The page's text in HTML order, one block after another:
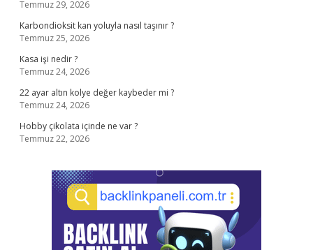
Temmuz 29, 2026
Karbondioksit kan yoluyla nasıl taşınır ?
Temmuz 25, 2026
Kasa işi nedir ?
Temmuz 24, 2026
22 ayar altın kolye değer kaybeder mi ?
Temmuz 24, 2026
Hobby çikolata içinde ne var ?
Temmuz 22, 2026